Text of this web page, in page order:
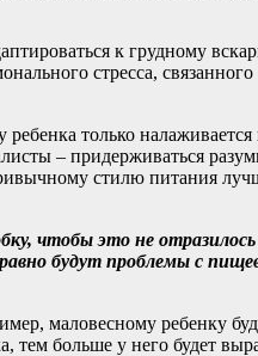
к грудному
стресса,
только
– придерживаться
стилю питания
чтобы это не отразилось
будут проблемы с
маловесному ребенку
тем больше у него будет